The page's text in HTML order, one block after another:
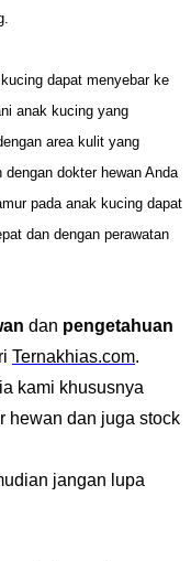
dapat menyebar ke
anak kucing yang
area kulit yang
dokter hewan Anda
pada anak kucing dapat
dan dengan perawatan
dan pengetahuan
Ternakhias.com.
kami khususnya
hewan dan juga stock
jangan lupa